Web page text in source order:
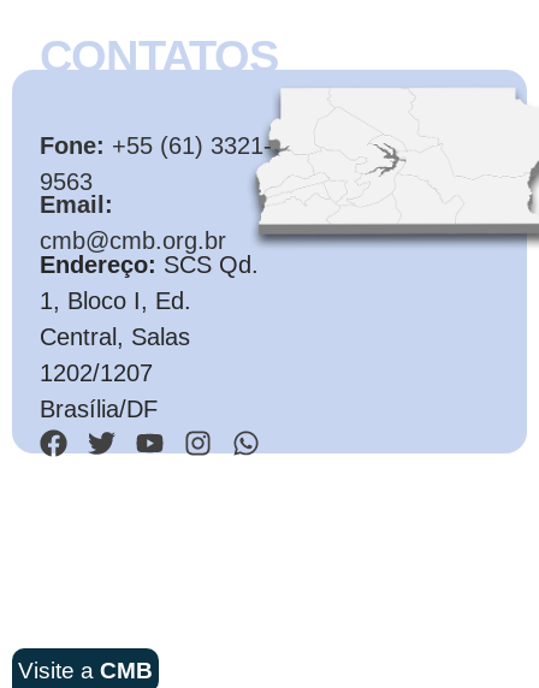
CONTATOS
Fone: +55 (61) 3321-
9563
Email:
cmb@cmb.org.br
Endereço: SCS Qd.
1, Bloco I, Ed.
Central, Salas
1202/1207
Brasília/DF
Visite a CMB